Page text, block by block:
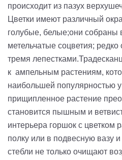
происходит из пазух
Цветки имеют различный
голубые, белые;они собраны
метельчатые соцветия;
тремя
к ампельным растениям,
наибольшей популярностью
прищипленное растение
становится пышным и
интерьера горшок с цветком
полку или в подвесную
стебли не только очищают